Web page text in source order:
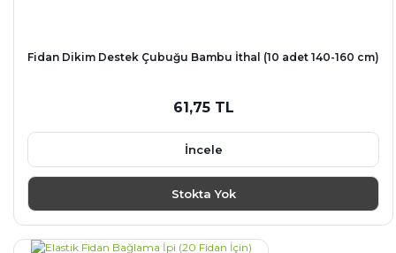
Fidan Dikim Destek Çubuğu Bambu İthal (10 adet 140-160 cm)
61,75 TL
İncele
Stokta Yok